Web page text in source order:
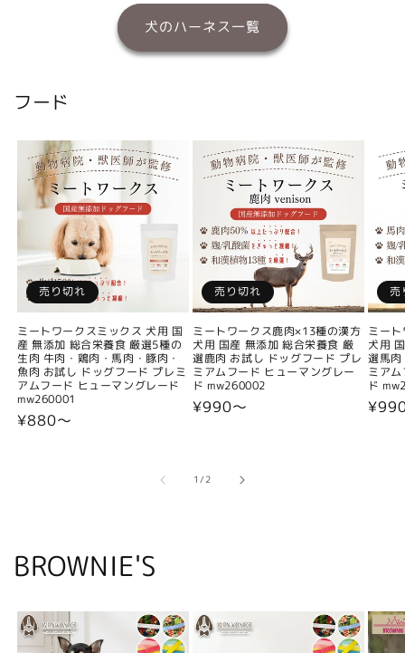
犬のハーネス一覧
フード
売り切れ
ミートワークスミックス 犬用 国
産 無添加 総合栄養食 厳選5種の
生肉 牛肉・鶏肉・馬肉・豚肉・
魚肉 お試し ドッグフード プレミ
アムフード ヒューマングレード
mw260001
通
¥880〜
売り切れ
ミートワークス鹿肉×13種の漢方
犬用 国産 無添加 総合栄養食 厳
選鹿肉 お試し ドッグフード プレ
ミアムフード ヒューマングレー
ド mw260002
通
¥990〜
売
ミー
犬用
選馬
ミア
ド
通
1/の
2
BROWNIE'S